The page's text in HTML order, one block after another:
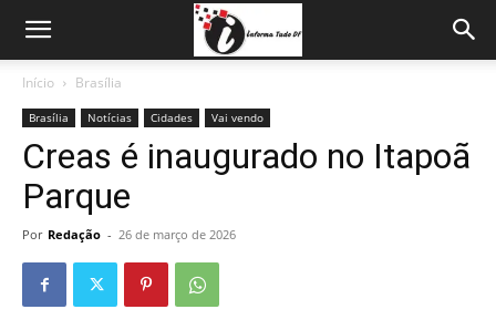
Início Brasília
Brasília Notícias Cidades Vai vendo
Creas é inaugurado no Itapoã
Parque
Por Redação - 26 de março de 2026